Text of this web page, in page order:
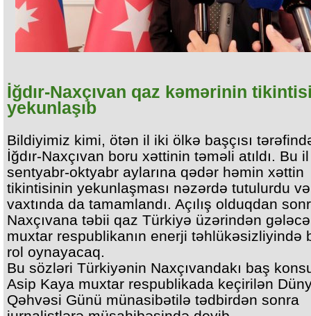
İğdır-Naxçıvan qaz kəmərinin
yekunlaşıb
Bildiyimiz kimi, ötən il iki ölkə başçısı
İğdır-Naxçıvan boru xəttinin təməli atıldı. Bu il
sentyabr-oktyabr aylarına qədər həmin xəttin
tikintisinin yekunlaşması nəzərdə tutulurdu və
vaxtında da tamamlandı. Açılış olduqdan
Naxçıvana təbii qaz Türkiyə üzərindən
muxtar respublikanın enerji təhlükəsizliyində
rol oynayacaq.
Bu sözləri Türkiyənin Naxçıvandakı baş
Asip Kaya muxtar respublikada keçirilən
Qəhvəsi Günü münasibətilə tədbirdən sonra